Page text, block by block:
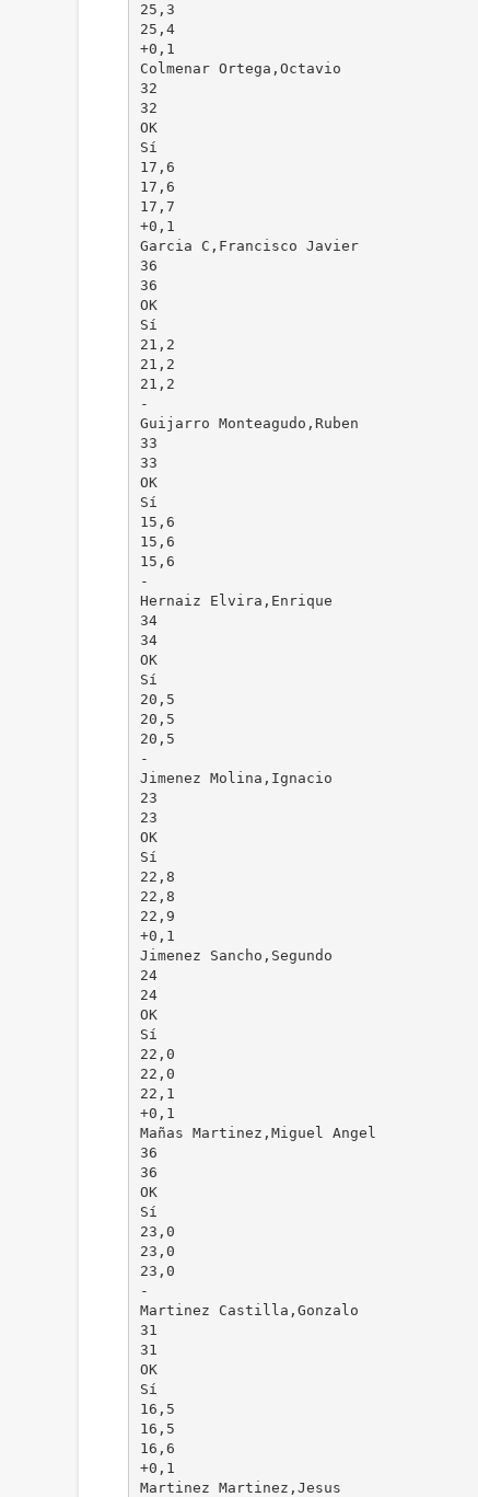
25,3
25,4
+0,1
Colmenar Ortega,Octavio
32
32
OK
Sí
17,6
17,6
17,7
+0,1
Garcia C,Francisco Javier
36
36
OK
Sí
21,2
21,2
21,2
-
Guijarro Monteagudo,Ruben
33
33
OK
Sí
15,6
15,6
15,6
-
Hernaiz Elvira,Enrique
34
34
OK
Sí
20,5
20,5
20,5
-
Jimenez Molina,Ignacio
23
23
OK
Sí
22,8
22,8
22,9
+0,1
Jimenez Sancho,Segundo
24
24
OK
Sí
22,0
22,0
22,1
+0,1
Mañas Martinez,Miguel Angel
36
36
OK
Sí
23,0
23,0
23,0
-
Martinez Castilla,Gonzalo
31
31
OK
Sí
16,5
16,5
16,6
+0,1
Martinez Martinez,Jesus